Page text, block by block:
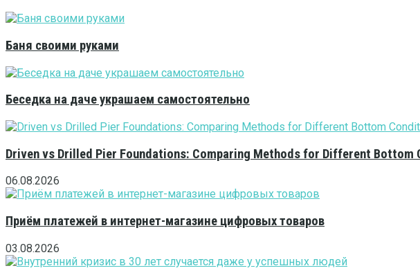
Баня своими руками
Беседка на даче украшаем самостоятельно
Driven vs Drilled Pier Foundations: Comparing Methods for Different Bottom
06.08.2026
Приём платежей в интернет-магазине цифровых товаров
03.08.2026